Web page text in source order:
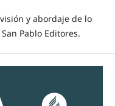
y abordaje de lo
Pablo Editores.